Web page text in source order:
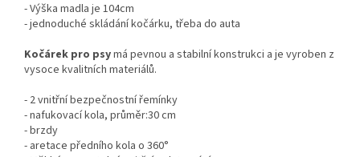
- Výška madla je 104cm
- jednoduché skládání kočárku, třeba do auta
Kočárek pro psymá pevnou a stabilní konstrukci a je vyroben z
vysoce kvalitních materiálů.
- 2 vnitřní bezpečnostní řemínky
- nafukovací kola, průměr:30 cm
- brzdy
- aretace předního kola o 360°